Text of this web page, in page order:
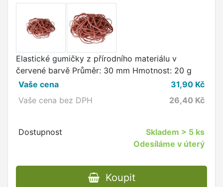
Elastické gumičky z přírodního materiálu v
červené barvě Průměr: 30 mm Hmotnost: 20 g
Vaše cena
31,90 Kč
Vaše cena bez DPH
26,40 Kč
Dostupnost Skladem > 5 ks
Odesíláme v úterý
Koupit